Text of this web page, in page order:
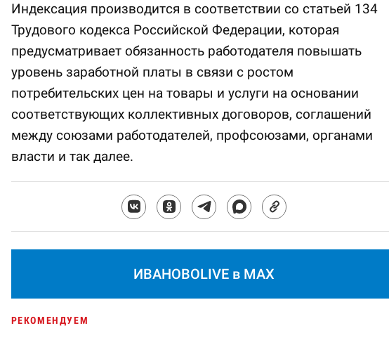
Индексация производится в соответствии со статьей 134
Трудового кодекса Российской Федерации, которая
предусматривает обязанность работодателя повышать
уровень заработной платы в связи с ростом
потребительских цен на товары и услуги на основании
соответствующих коллективных договоров, соглашений
между союзами работодателей, профсоюзами, органами
власти и так далее.
ИВАНОВОLIVE в MAX
РЕКОМЕНДУЕМ